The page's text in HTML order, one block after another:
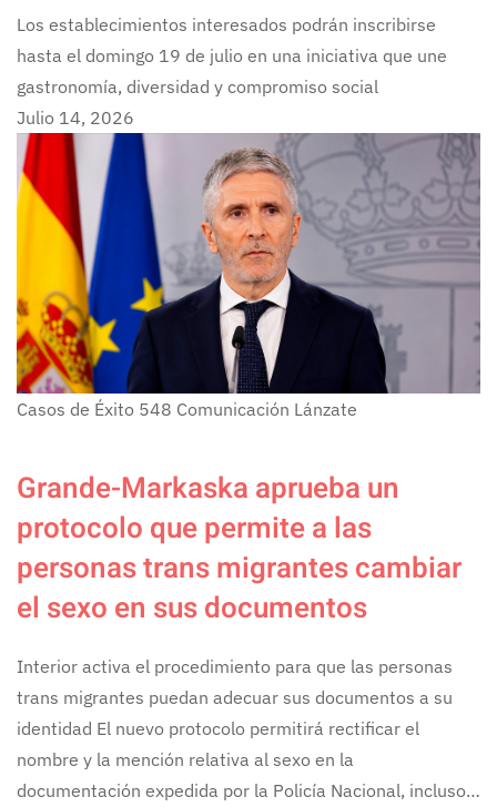
Los establecimientos interesados podrán inscribirse
hasta el domingo 19 de julio en una iniciativa que une
gastronomía, diversidad y compromiso social
Julio 14, 2026
Casos de Éxito 548 Comunicación Lánzate
Grande-Markaska aprueba un
protocolo que permite a las
personas trans migrantes cambiar
el sexo en sus documentos
Interior activa el procedimiento para que las personas
trans migrantes puedan adecuar sus documentos a su
identidad El nuevo protocolo permitirá rectificar el
nombre y la mención relativa al sexo en la
documentación expedida por la Policía Nacional, incluso…